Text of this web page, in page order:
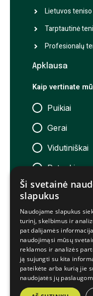
Lietuvos
Tarptautinė
Profesionalų
Apklausa
Kaip vertinate
Puikiai
Gerai
Vidutiniškai
Neigiamai
© 2025 Šiaulių teniso
Ši svetainė
slapukus
Naudojame slapukus
turinį, skelbimus ir
pat dalijamės
naudojimąsi mūsų
reklamos ir analizės
ją sujungti su kita
pateikėte arba kurią jie
naudojatės jų